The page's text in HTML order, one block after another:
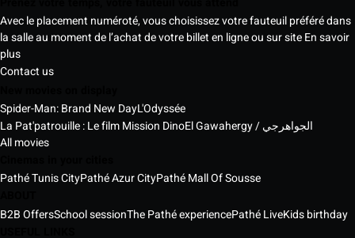
Avec le placement numéroté, vous choisissez votre fauteuil préféré dans
la salle au moment de l’achat de votre billet en ligne ou sur siteEn savoir
plus
Contact us
Spider-Man: Brand New DayL'Odyssée
La Pat'patrouille : Le film Mission Dino
El Gawahergy / الجواهرجي
All movies
Pathé Tunis CityPathé Azur CityPathé Mall Of Sousse
B2B OffersSchool sessionThe Pathé experiencePathé LiveKids birthday